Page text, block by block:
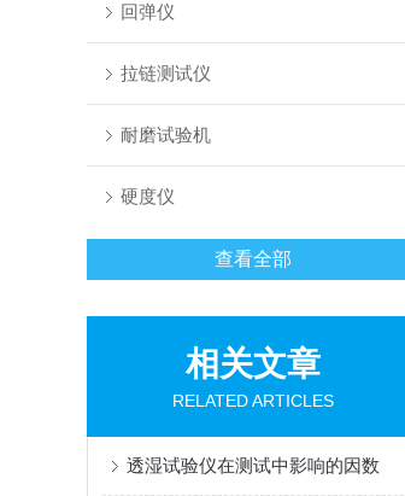
回弹仪
拉链测试仪
耐磨试验机
硬度仪
查看全部
相关文章
RELATED ARTICLES
透湿试验仪在测试中影响的因数